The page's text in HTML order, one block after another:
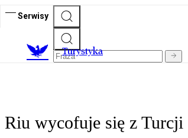
Serwisy
Turystyka
Riu wycofuje się z Turcji